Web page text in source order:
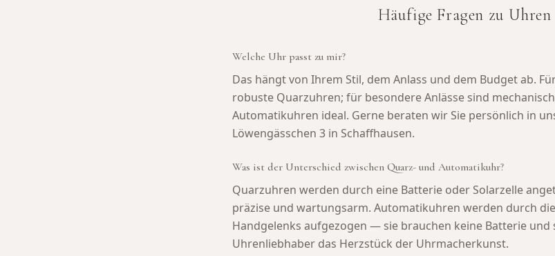
Häufige Fragen zu Uhren
Welche Uhr passt zu mir?
Das hängt von Ihrem Stil, dem Anlass und dem Budget ab.
robuste Quarzuhren; für besondere Anlässe sind
Automatikuhren ideal. Gerne beraten wir Sie persönlich in
Löwengässchen 3 in Schaffhausen.
Was ist der Unterschied zwischen Quarz- und Automatikuhr?
Quarzuhren werden durch eine Batterie oder Solarzelle
präzise und wartungsarm. Automatikuhren werden durch
Handgelenks aufgezogen — sie brauchen keine Batterie und
Uhrenliebhaber das Herzstück der Uhrmacherkunst.